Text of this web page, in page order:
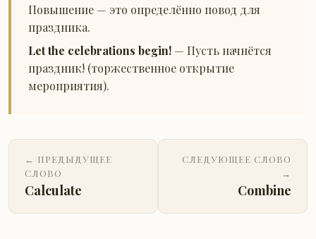
Повышение — это определённо повод для
праздника.
Let the celebrations begin! — Пусть начнётся
праздник! (торжественное открытие
мероприятия).
← ПРЕДЫДУЩЕЕ
СЛОВО
Calculate
СЛЕДУЮЩЕЕ СЛОВО
→
Combine